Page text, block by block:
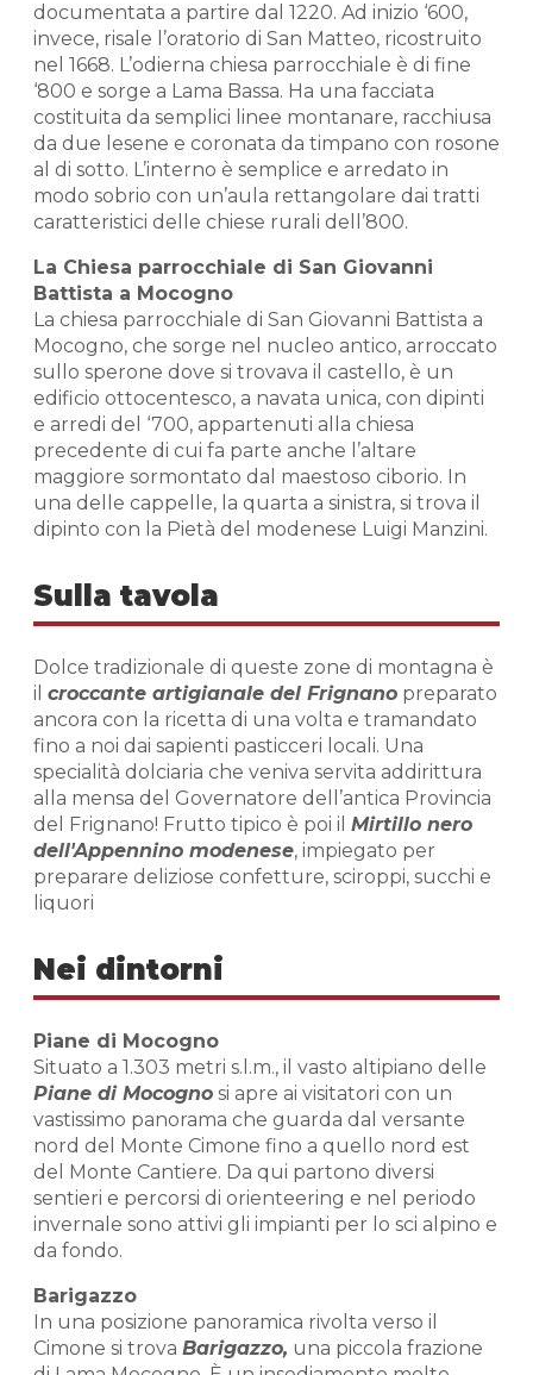
documentata a partire dal 1220. Ad inizio ‘600,
invece, risale l’oratorio di San Matteo, ricostruito
nel 1668. L’odierna chiesa parrocchiale è di fine
‘800 e sorge a Lama Bassa. Ha una facciata
costituita da semplici linee montanare, racchiusa
da due lesene e coronata da timpano con rosone
al di sotto. L’interno è semplice e arredato in
modo sobrio con un’aula rettangolare dai tratti
caratteristici delle chiese rurali dell’800.
La Chiesa parrocchiale di San Giovanni
Battista a Mocogno
La chiesa parrocchiale di San Giovanni Battista a
Mocogno, che sorge nel nucleo antico, arroccato
sullo sperone dove si trovava il castello, è un
edificio ottocentesco, a navata unica, con dipinti
e arredi del ‘700, appartenuti alla chiesa
precedente di cui fa parte anche l’altare
maggiore sormontato dal maestoso ciborio. In
una delle cappelle, la quarta a sinistra, si trova il
dipinto con la Pietà del modenese Luigi Manzini.
Sulla tavola
Dolce tradizionale di queste zone di montagna è
il croccante artigianale del Frignano preparato
ancora con la ricetta di una volta e tramandato
fino a noi dai sapienti pasticceri locali. Una
specialità dolciaria che veniva servita addirittura
alla mensa del Governatore dell’antica Provincia
del Frignano! Frutto tipico è poi il Mirtillo nero
dell'Appennino modenese, impiegato per
preparare deliziose confetture, sciroppi, succhi e
liquori
Nei dintorni
Piane di Mocogno
Situato a 1.303 metri s.l.m., il vasto altipiano delle
Piane di Mocogno si apre ai visitatori con un
vastissimo panorama che guarda dal versante
nord del Monte Cimone fino a quello nord est
del Monte Cantiere. Da qui partono diversi
sentieri e percorsi di orienteering e nel periodo
invernale sono attivi gli impianti per lo sci alpino e
da fondo.
Barigazzo
In una posizione panoramica rivolta verso il
Cimone si trova Barigazzo, una piccola frazione